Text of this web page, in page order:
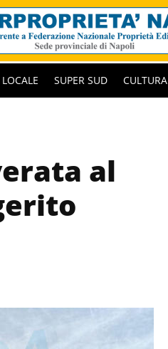
LOCALE SUPER SUD CULTURA
al